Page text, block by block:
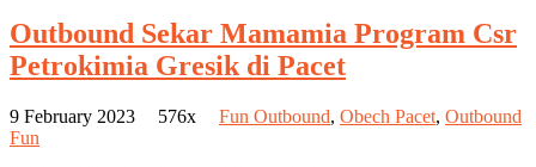
Outbound Sekar Mamamia Program Csr
Petrokimia Gresik di Pacet
9 February 2023 576x Fun Outbound, Obech Pacet, Outbound
Fun